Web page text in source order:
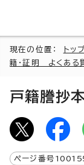
現在の位置： トッ
籍・証明 よくある
戸籍謄抄
ページ番号